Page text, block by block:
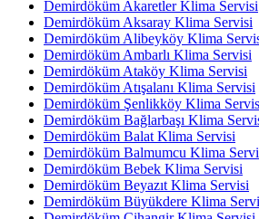
Demirdöküm Akaretler Klima Servisi
Demirdöküm Aksaray Klima Servisi
Demirdöküm Alibeyköy Klima
Demirdöküm Ambarlı Klima Servisi
Demirdöküm Ataköy Klima Servisi
Demirdöküm Atışalanı Klima Servisi
Demirdöküm Şenlikköy Klima
Demirdöküm Bağlarbaşı Klima
Demirdöküm Balat Klima Servisi
Demirdöküm Balmumcu Klima
Demirdöküm Bebek Klima Servisi
Demirdöküm Beyazıt Klima Servisi
Demirdöküm Büyükdere Klima